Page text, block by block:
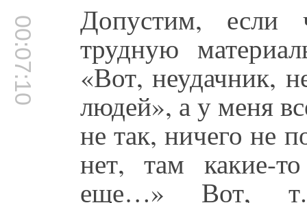
00:07:10 Допустим, если
трудную
«Вот, неудачник,
людей», а у меня
не так, ничего не
нет, там какие-
еще…» Вот,